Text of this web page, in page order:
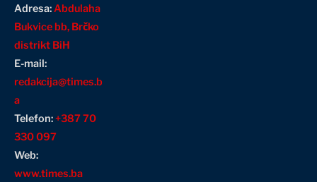
Adresa:Abdulaha
Bukvice bb, Brčko
distrikt BiH
E-mail:
redakcija@times.b
a
Telefon:+387 70
330 097
Web:
www.times.ba